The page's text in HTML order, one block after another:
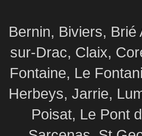
Bernin, Biviers,
sur-Drac, Claix,
Fontaine, Le
Herbeys, Jarrie,
Poisat, Le Pont